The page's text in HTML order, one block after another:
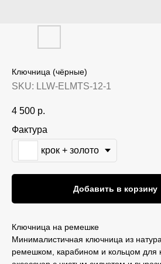
Ключница (чёрные)
SKU: LLW-ELMTS-12-1
4 500 р.
Фактура
крок + золото
Добавить в корзину
Ключница на ремешке
Минималистичная ключница из
ремешком, карабином и кольцом для